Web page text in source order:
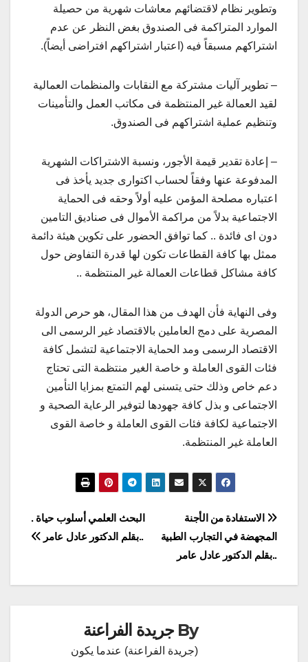
وتطوير نظام لاقتضائهم معاشات شهرية من حصيلة
الموارد المتراكمة فى الصندوق بغض النظر عن عدم
اشتراكهم مسبقاً فيه (اعتبار اشتراكهم افتراضى أيضاً).
– تطوير آليات مشتركة مع النقابات والمنظمات العمالية
لقيد العمالة غير المنتظمة فى مكاتب العمل والتأمينات
وتنظيم عملية اشتراكهم فى الصندوق.
– إعادة تقدير قيمة الأجور، ونسبة الاشتراكات الشهرية
المدفوعة عنها وفقاً لحساب اكتوارى جديد يأخذ فى
اعتباره مصلحة المؤمن عليه أولاً وحقه فى الحماية
الاجتماعية بدلاً من مراكمة الأموال فى صناديق التامين
دون اى فائدة .. كما توافق الحضور على تكوين هيئة دائمة
ممثل بها كافة القطاعات تكون لها قدرة التفاوض حول
كافة مشاكل قطاعات العمالة غير المنتظمة ..
وفى النهاية فأن الهدف من هذا المقال، هو حرص الدولة
المصرية على دمج العاملين بالاقتصاد غير الرسمى الى
الاقتصاد الرسمى ومد الحماية الاجتماعية لتشمل كافة
فئات القوى العاملة و خاصة الغير منتظمة التى تحتاج
دعم خاص وذلك حتى يتسنى لهم التمتع بمزايا التأمين
الاجتماعى و بذل كافة جهودها لتوفير الرعاية الصحية و
الاجتماعية لكافة فئات القوى العاملة و خاصة القوى
العاملة غير المنتظمة.
تصفّح
المقالات
البحث العلمي أسلوب حياة .
..بقلم الدكتور عادل عامر
الاستفادة من الأجنة
المجهضة في التجارب الطبية
..بقلم الدكتور عادل عامر
By جريدة الفراعنة
(جريدة الفراعنة) عندما يكون